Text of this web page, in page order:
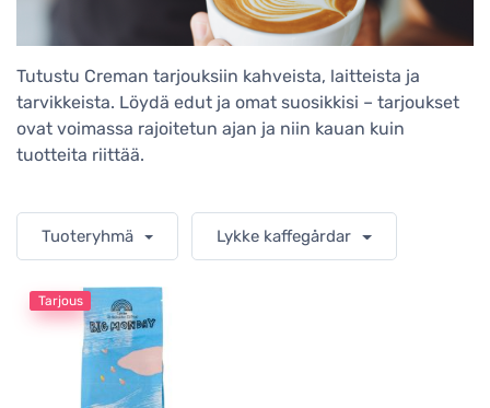
Tutustu Creman tarjouksiin kahveista, laitteista ja
tarvikkeista. Löydä edut ja omat suosikkisi – tarjoukset
ovat voimassa rajoitetun ajan ja niin kauan kuin
tuotteita riittää.
Tuoteryhmä Lykke kaffegårdar
Tarjous